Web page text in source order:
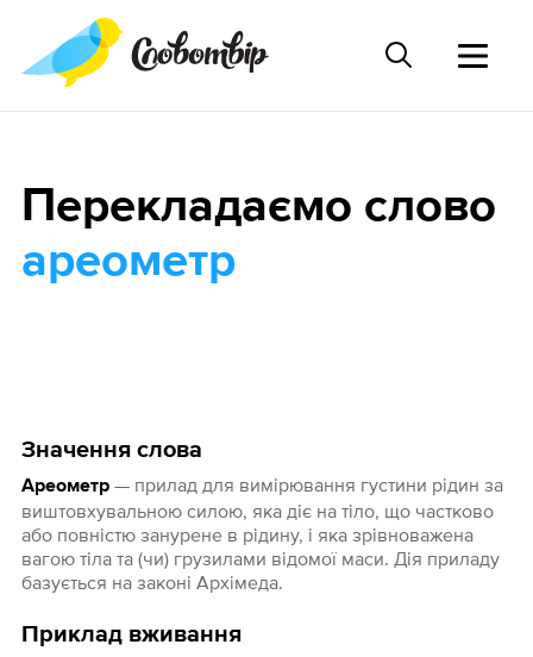
Значення слова
Ареометр— прилад для вимірювання густини рідин за
виштовхувальною силою, яка діє на тіло, що частково
або повністю занурене в рідину, і яка зрівноважена
вагою тіла та (чи) грузилами відомої маси. Дія приладу
базується на законі Архімеда.
Приклад вживання
Перекладаємо слово
ареометр